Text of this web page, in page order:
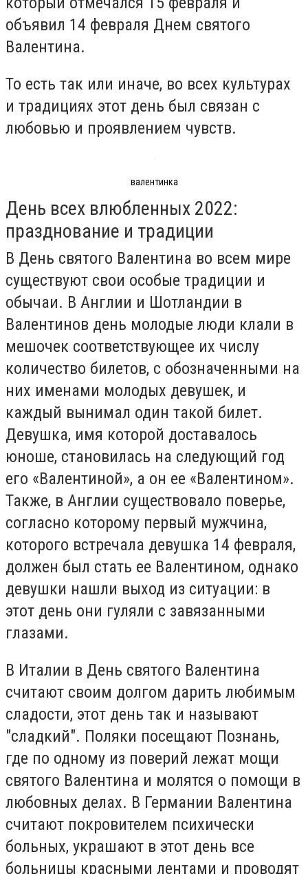
объявил 14 февраля Днем святого
Валентина.
То есть так или иначе, во всех культурах
и традициях этот день был связан с
любовью и проявлением чувств.
валентинка
День всех влюбленных 2022:
празднование и традиции
В День святого Валентина во всем мире
существуют свои особые традиции и
обычаи. В Англии и Шотландии в
Валентинов день молодые люди клали в
мешочек соответствующее их числу
количество билетов, с обозначенными на
них именами молодых девушек, и
каждый вынимал один такой билет.
Девушка, имя которой доставалось
юноше, становилась на следующий год
его «Валентиной», а он ее «Валентином».
Также, в Англии существовало поверье,
согласно которому первый мужчина,
которого встречала девушка 14 февраля,
должен был стать ее Валентином, однако
девушки нашли выход из ситуации: в
этот день они гуляли с завязанными
глазами.
В Италии в День святого Валентина
считают своим долгом дарить любимым
сладости, этот день так и называют
"сладкий". Поляки посещают Познань,
где по одному из поверий лежат мощи
святого Валентина и молятся о помощи в
любовных делах. В Германии Валентина
считают покровителем психически
больных, украшают в этот день все
больницы красными лентами и проводят